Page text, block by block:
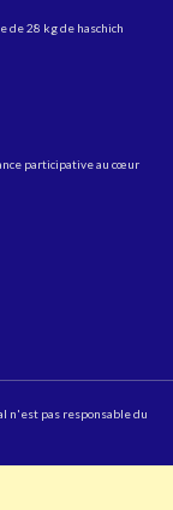
de 28 kg de haschich
participative au cœur
n'est pas responsable du